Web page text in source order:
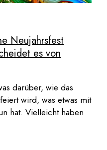
Neujahrsfest
es von
darüber, wie das
wird, was etwas mit
hat. Vielleicht haben